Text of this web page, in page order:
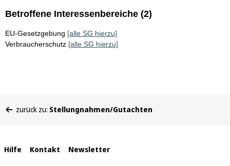
Betroffene Interessenbereiche (2)
EU-Gesetzgebung [alle SG hierzu]
Verbraucherschutz [alle SG hierzu]
befinden
zurück zu: Stellungnahmen/Gutachten
Interne
Hilfe Kontakt Newsletter